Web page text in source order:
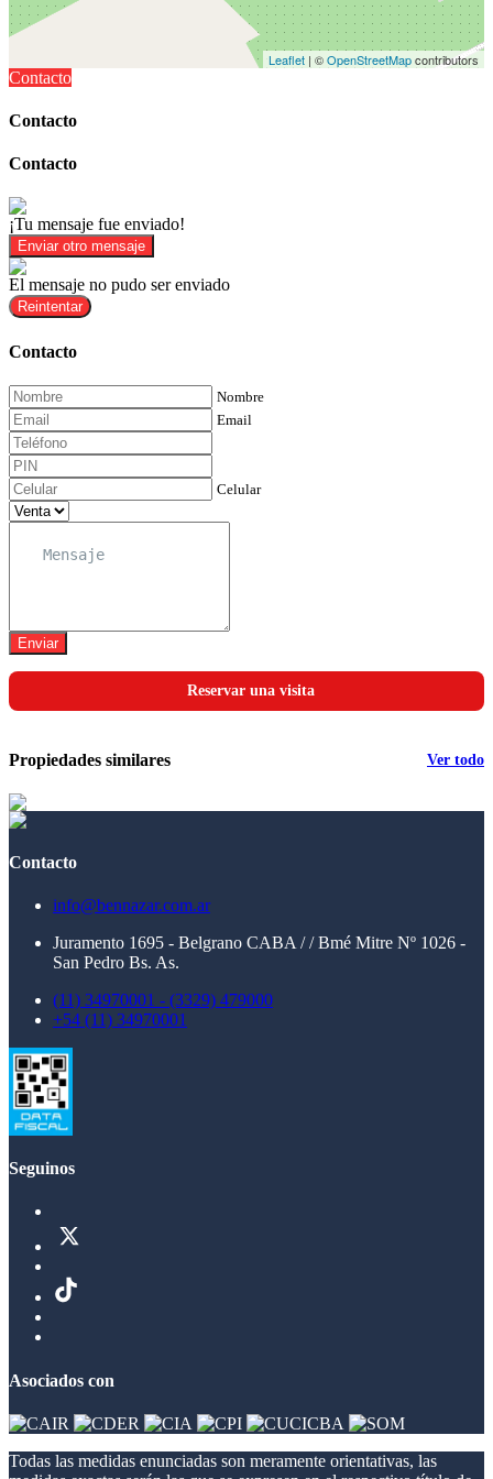
Leaflet | ©OpenStreetMapcontributors
Contacto
Contacto
Contacto
¡Tu mensaje fue enviado!
Enviar otro mensaje
El mensaje no pudo ser enviado
Reintentar
Contacto
Nombre
Email
Celular
Enviar
Reservar una visita
Propiedades similares Ver todo
Contacto
info@bennazar.com.ar
Juramento 1695 - Belgrano CABA / / Bmé Mitre Nº 1026 -
San Pedro Bs. As.
(11) 34970001 - (3329) 479000
+54 (11) 34970001
Seguinos
Asociados con
Todas las medidas enunciadas son meramente orientativas, las